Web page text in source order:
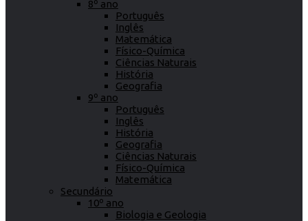
8º ano
Português
Inglês
Matemática
Físico-Química
Ciências Naturais
História
Geografia
9º ano
Português
Inglês
História
Geografia
Ciências Naturais
Físico-Química
Matemática
Secundário
10º ano
Biologia e Geologia